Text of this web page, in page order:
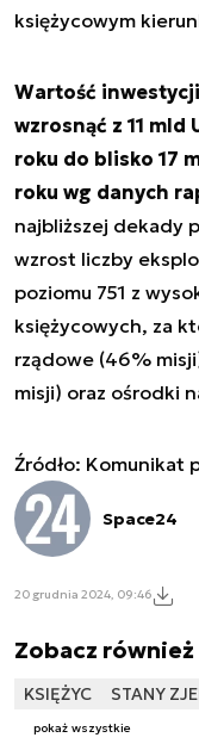
księżycowym
Wartość
wzrosnąć z 11 mld
roku do blisko 17
roku wg danych
najbliższej dekady
wzrost liczby
poziomu 751 z
księżycowych, za
rządowe (46%
misji) oraz ośrodki
Źródło: Komunikat
Space24
20 grudnia 2024, 09:46
Zobacz również
KSIĘŻYC STANY
pokaż wszystkie